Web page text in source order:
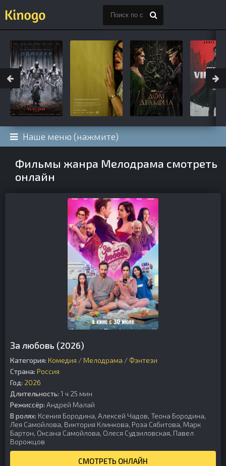
Наше меню (нажмите)
Фильмы жанра Мелодрама смотреть
онлайн
За любовь (2026)
Категория: Комедия / Мелодрама / Фэнтези
Страна: Россия
Год: 2026
Длительность: 1 ч 25 мин
Режиссёр: Андрей Малай
В ролях: Ксения Бородина, Алексей Чадов, Теона Бородина,
Лея Самойлова, Виктория Клинкова, Роза Сябитова, Марк
Бартон, Оксана Самойлова, Олеся Судзиловская, Павел
Ворожцов
СМОТРЕТЬ ОНЛАЙН